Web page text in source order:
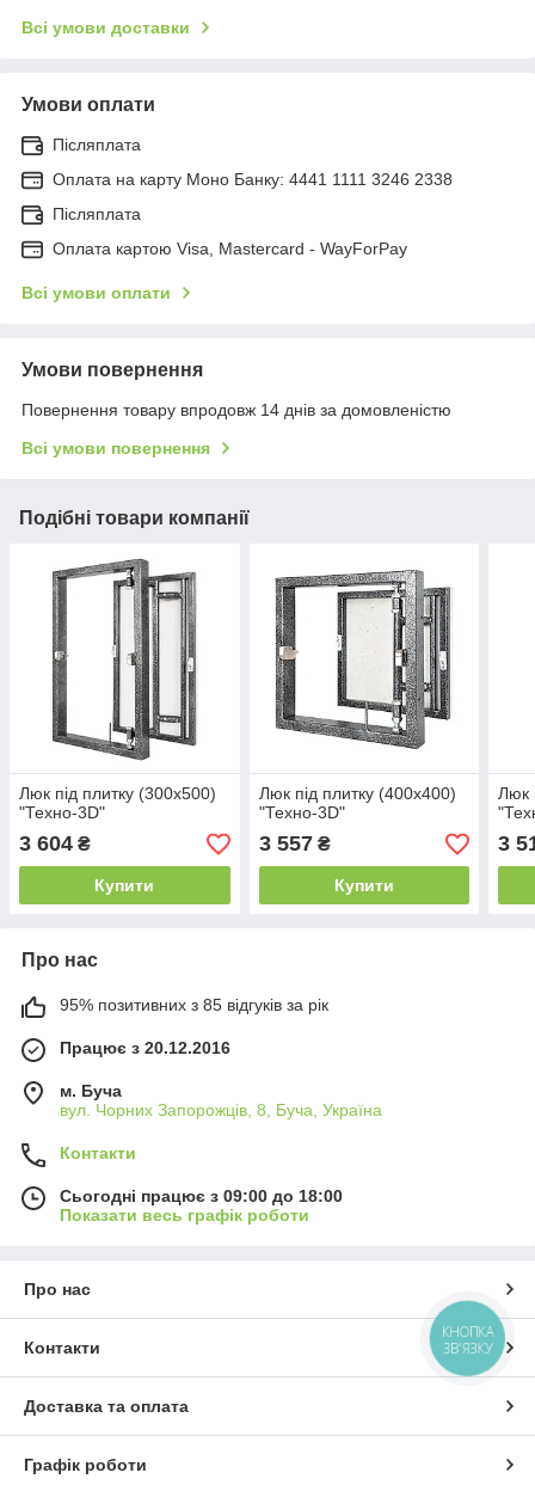
Всі умови доставки
Умови оплати
Післяплата
Оплата на карту Моно Банку: 4441 1111 3246 2338
Післяплата
Оплата картою Visa, Mastercard - WayForPay
Всі умови оплати
Умови повернення
Повернення товару впродовж 14 днів за домовленістю
Всі умови повернення
Подібні товари компанії
Люк під плитку (300х500)
"Техно-3D"
3 604 ₴
Купити
Люк під плитку (400х400)
"Техно-3D"
3 557₴
Купити
Люк
3
Про нас
95% позитивних з 85 відгуків за рік
Працює з 20.12.2016
м. Буча
вул. Чорних Запорожців, 8, Буча, Україна
Контакти
Сьогодні працює з 09:00 до 18:00
Показати весь графік роботи
Про нас
Контакти
Доставка та оплата
Графік роботи
КНОПКА
ЗВ'ЯЗКУ